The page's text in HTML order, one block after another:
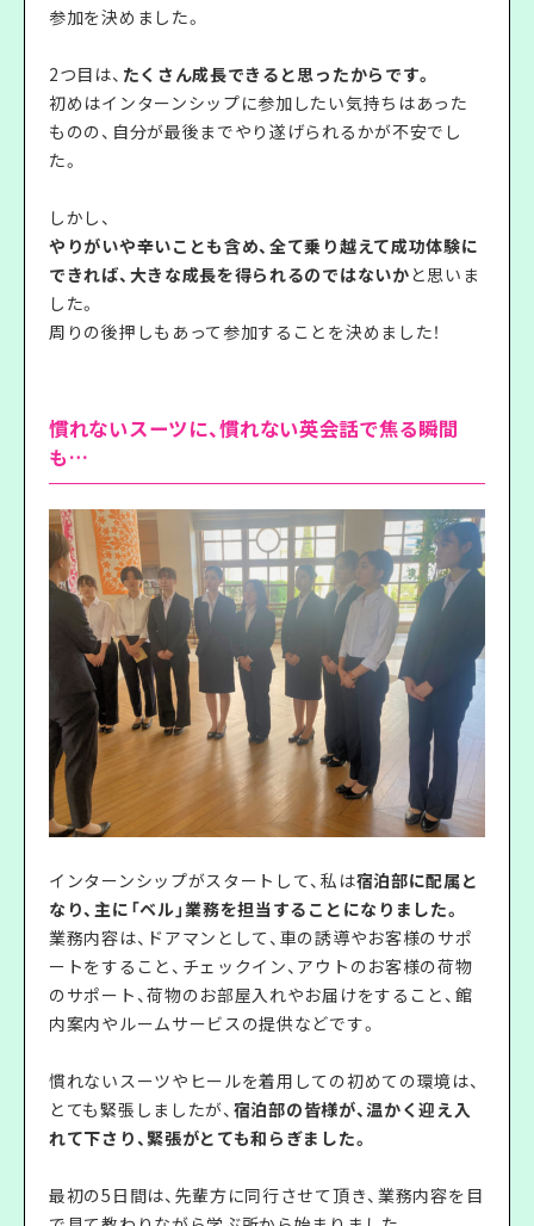
参加を決めました。
2つ目は、 たくさん成長できると思ったからです。
初めはインターンシップに参加したい気持ちはあった
ものの、自分が最後までやり遂げられるかが不安でし
た。
しかし、
やりがいや辛いことも含め、全て乗り越えて成功体験に
できれば、大きな成長を得られるのではないかと思いま
した。
周りの後押しもあって参加することを決めました！
慣れないスーツに、慣れない英会話で焦る瞬間
も…
インターンシップがスタートして、私は宿泊部に配属と
なり、主に「ベル」業務を担当することになりました。
業務内容は、ドアマンとして、車の誘導やお客様のサポ
ートをすること、チェックイン、アウトのお客様の荷物
のサポート、荷物のお部屋入れやお届けをすること、館
内案内やルームサービスの提供などです。
慣れないスーツやヒールを着用しての初めての環境は、
とても緊張しましたが、 宿泊部の皆様が、温かく迎え入
れて下さり、緊張がとても和らぎました。
最初の5日間は、先輩方に同行させて頂き、業務内容を目